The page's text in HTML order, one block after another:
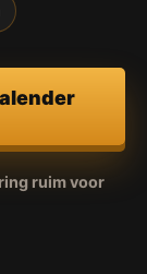
ruim voor